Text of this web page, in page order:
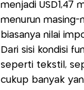
menjadi USD1,47
menurun masing-
biasanya nilai
Dari sisi kondisi
seperti tekstil,
cukup banyak